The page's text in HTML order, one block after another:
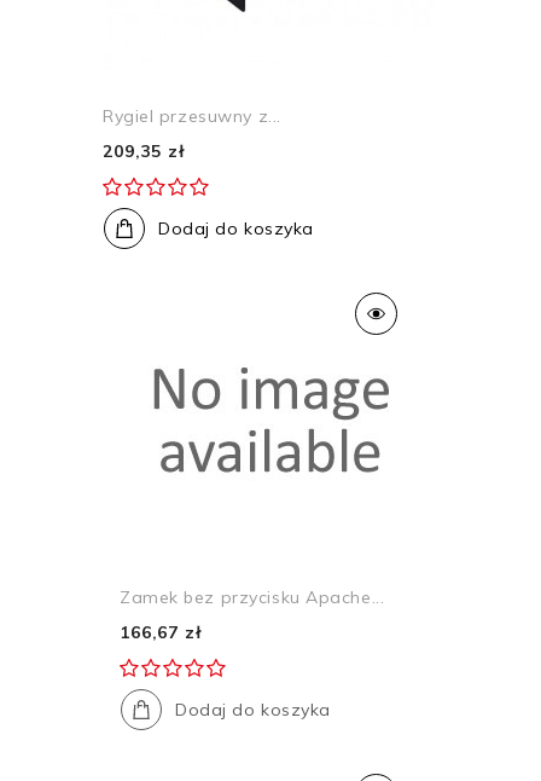
Rygiel przesuwny z...
209,35 zł
Dodaj do koszyka
Zamek bez przycisku Apache...
166,67 zł
Dodaj do koszyka